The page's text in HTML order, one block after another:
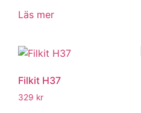
Läs mer
Filkit H37
329 kr